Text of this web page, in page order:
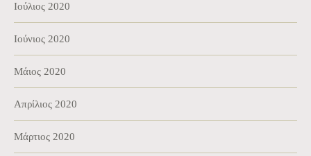
Ιούλιος 2020
Ιούνιος 2020
Μάιος 2020
Απρίλιος 2020
Μάρτιος 2020